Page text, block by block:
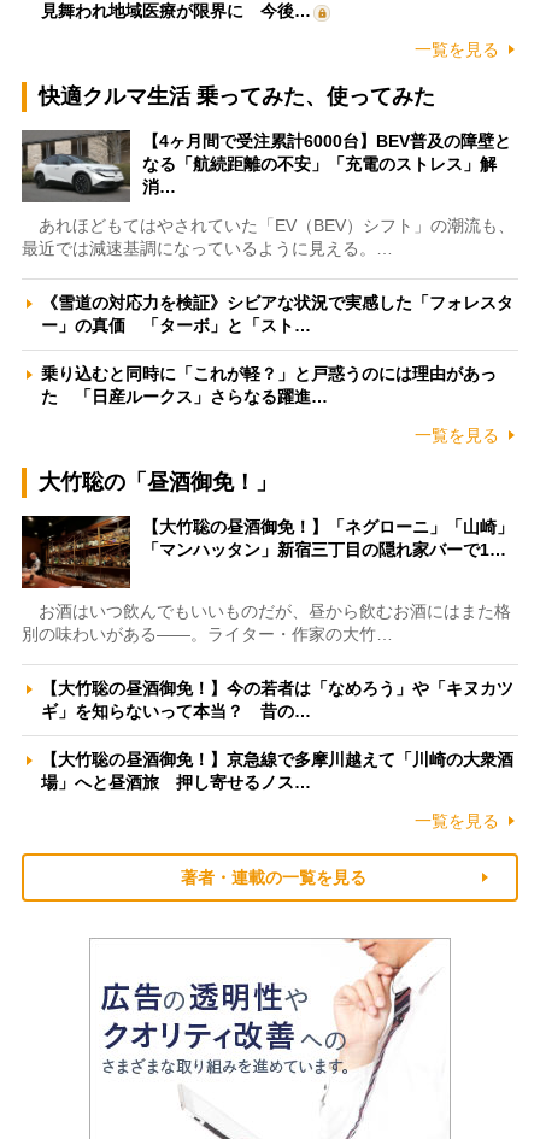
見舞われ地域医療が限界に 今後…
一覧を見る
快適クルマ生活 乗ってみた、使ってみた
【4ヶ月間で受注累計6000台】BEV普及の障壁と
なる「航続距離の不安」「充電のストレス」解
消…
あれほどもてはやされていた「EV（BEV）シフト」の潮流も、
最近では減速基調になっているように見える。…
《雪道の対応力を検証》シビアな状況で実感した「フォレスタ
ー」の真価 「ターボ」と「スト…
乗り込むと同時に「これが軽？」と戸惑うのには理由があっ
た 「日産ルークス」さらなる躍進…
一覧を見る
大竹聡の「昼酒御免！」
【大竹聡の昼酒御免！】「ネグローニ」「山崎」
「マンハッタン」新宿三丁目の隠れ家バーで1…
お酒はいつ飲んでもいいものだが、昼から飲むお酒にはまた格
別の味わいがある――。ライター・作家の大竹…
【大竹聡の昼酒御免！】今の若者は「なめろう」や「キヌカツ
ギ」を知らないって本当？ 昔の…
【大竹聡の昼酒御免！】京急線で多摩川越えて「川崎の大衆酒
場」へと昼酒旅 押し寄せるノス…
一覧を見る
著者・連載の一覧を見る